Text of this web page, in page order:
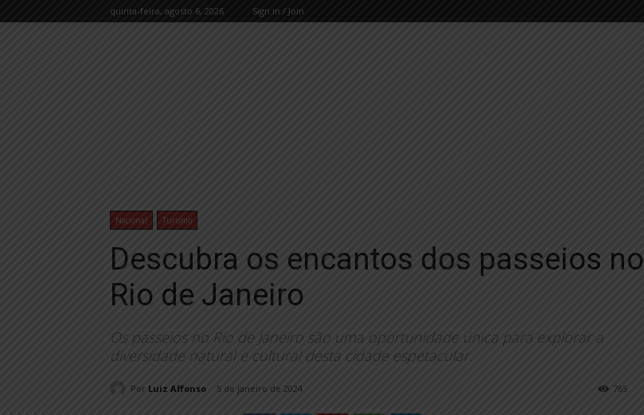
quinta-feira, agosto 6, 2026 Sign in / Join
Nacional Turismo
Descubra os encantos dos passeios no
Rio de Janeiro
Os passeios no Rio de Janeiro são uma oportunidade única para explorar a
diversidade natural e cultural desta cidade espetacular.
Por Luiz Affonso 5 de janeiro de 2024 765